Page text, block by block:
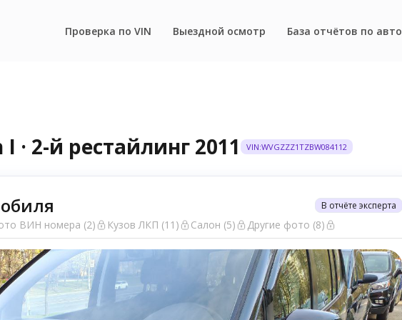
Проверка по VIN Выездной осмотр База отчётов по авто
· 2-й рестайлинг 2011 VIN:WVGZZZ1TZBW084112
В отчёте эксперта
ВИН номера (2) Кузов ЛКП (11) Салон (5) Другие фото (8)